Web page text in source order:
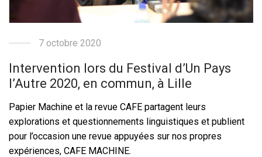
7 octobre 2020
Intervention lors du Festival d’Un Pays
l’Autre 2020, en commun, à Lille
Papier Machine et la revue CAFE partagent leurs
explorations et questionnements linguistiques et publient
pour l’occasion une revue appuyées sur nos propres
expériences, CAFE MACHINE.